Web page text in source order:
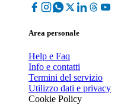
Area personale
Help e Faq
Info e contatti
Termini del servizio
Utilizzo dati e privacy
Cookie Policy